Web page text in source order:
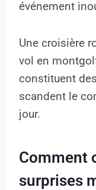
événement
Une croisière
vol en
constituent
scandent le
jour.
Comment
surprises